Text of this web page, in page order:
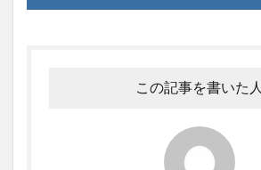
この記事を書いた人